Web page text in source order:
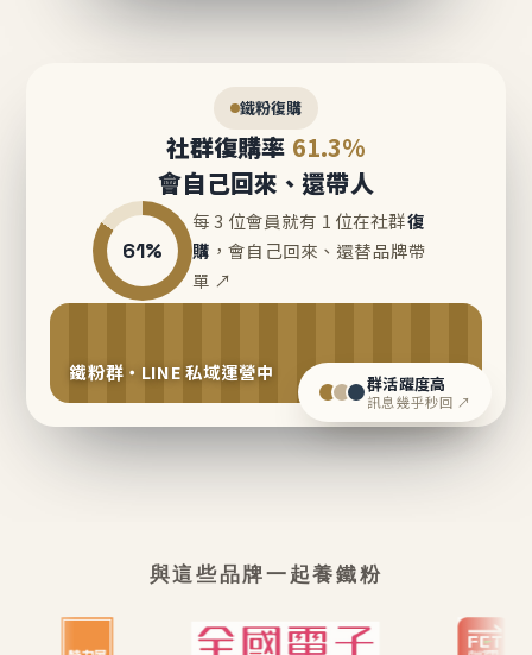
鐵粉復購
社群復購率 61.3%
會自己回來、還帶人
61%
每 3 位會員就有 1 位在社群復
購 ，會自己回來、還替品牌帶
單 ↗
鐵粉群・LINE 私域運營中 群活躍度高
訊息幾乎秒回 ↗
與這些品牌一起養鐵粉